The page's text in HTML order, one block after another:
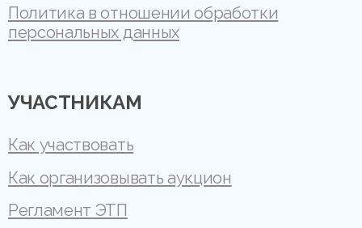
Политика в отношении обработки
персональных данных
УЧАСТНИКАМ
Как участвовать
Как организовывать аукцион
Регламент ЭТП